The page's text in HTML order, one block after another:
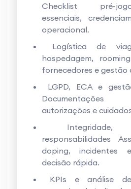
Checklist pré-
essenciais,
operacional.
Logística de
hospedagem,
fornecedores e gestão
LGPD, ECA e
Documentações
autorizações e
responsabilidades
doping, incidentes
decisão rápida.
KPIs e análise de